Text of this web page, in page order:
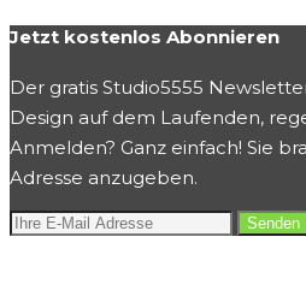
Jetzt kostenlos Abonnieren
Der gratis Studio5555
Design auf dem Laufenden,
Anmelden? Ganz einfach! Sie
Adresse anzugeben.